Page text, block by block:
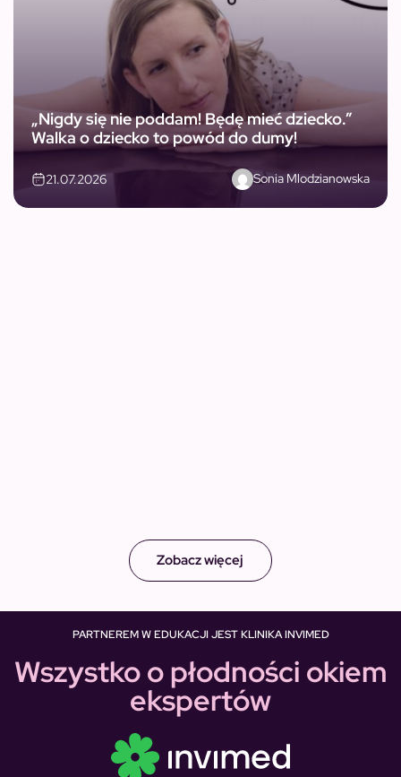
Zobacz więcej
„Nigdy się nie poddam! Będę mieć dziecko.”
Walka o dziecko to powód do dumy!
21.07.2026 Sonia Mlodzianowska
PARTNEREM W EDUKACJI JEST KLINIKA INVIMED
Wszystko o płodności okiem
ekspertów